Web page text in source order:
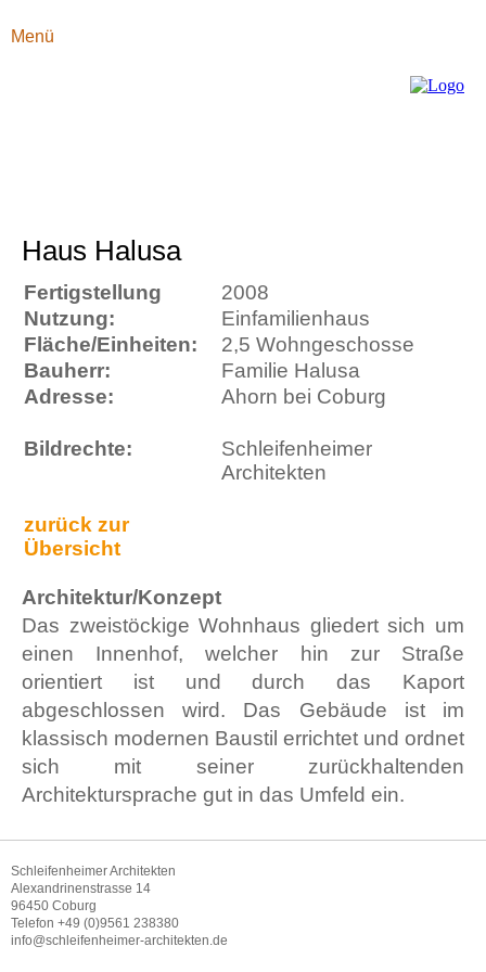
Menü
Haus Halusa
Fertigstellung
2008
Nutzung:
Einfamilienhaus
Fläche/Einheiten:
2,5 Wohngeschosse
Bauherr:
Familie Halusa
Adresse:
Ahorn bei Coburg
Bildrechte:
Schleifenheimer
Architekten
zurück zur
Übersicht
Architektur/Konzept
Das zweistöckige Wohnhaus gliedert sich um
einen Innenhof, welcher hin zur Straße
orientiert ist und durch das Kaport
abgeschlossen wird. Das Gebäude ist im
klassisch modernen Baustil errichtet und ordnet
sich mit seiner zurückhaltenden
Architektursprache gut in das Umfeld ein.
Schleifenheimer Architekten
Alexandrinenstrasse 14
96450 Coburg
Telefon +49 (0)9561 238380
info@schleifenheimer-architekten.de